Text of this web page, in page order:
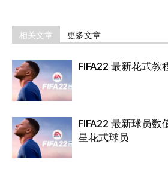
相关文章 更多文章
FIFA22 最新花式教
FIFA22 最新球员
星花式球员